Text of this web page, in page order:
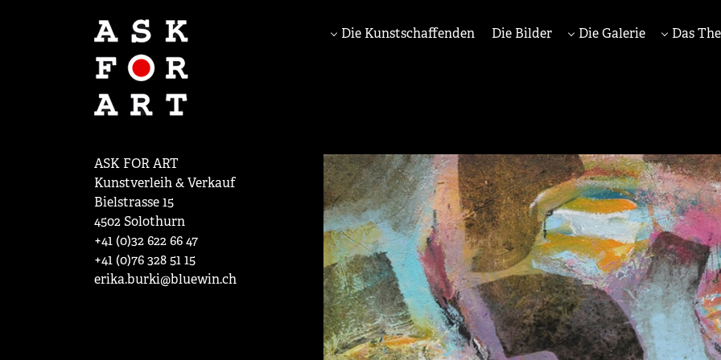
Die Kunstschaffenden Die Bilder Die Galerie Das
ASK FOR ART
Kunstverleih & Verkauf
Bielstrasse 15
4502 Solothurn
+41 (0)32 622 66 47
+41 (0)76 328 51 15
erika.burki@bluewin.ch